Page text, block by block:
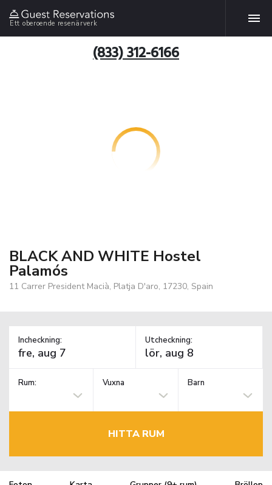
Ett oberoende resenärverk
(833) 312-6166
BLACK AND WHITE Hostel
Palamós
11 Carrer President Macià, Platja D'aro, 17230, Spain
Incheckning: Utcheckning:
Rum: Vuxna Barn
HITTA RUM